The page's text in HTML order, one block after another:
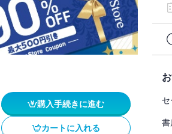
購入手続きに進む
カートに入れる
書